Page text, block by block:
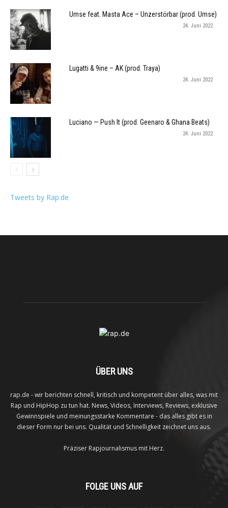
Umse feat. Masta Ace – Unzerstörbar (prod. Umse)
24. Juni 2022
Lugatti & 9ine – AK (prod. Traya)
24. Juni 2022
Luciano — Push It (prod. Geenaro & Ghana Beats)
24. Juni 2022
Tweets by Rap.de
ÜBER UNS
rap.de - wir berichten schnell, kritisch und kompetent über alles, was mit
Rap und HipHop zu tun hat. News, Videos, Interviews, Reviews, exklusive
Gewinnspiele und meinungsstarke Kommentare - das alles gibt es in
dieser Form nur bei uns. Qualität und Schnelligkeit zeichnet uns aus.
Präziser Rapjournalismus mit Herz.
FOLGE UNS AUF